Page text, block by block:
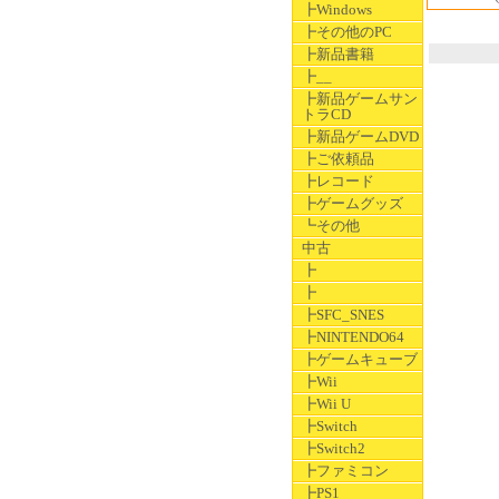
┣Windows
┣その他のPC
┣新品書籍
┣__
┣新品ゲームサン
トラCD
┣新品ゲームDVD
┣ご依頼品
┣レコード
┣ゲームグッズ
┗その他
中古
┣
┣
┣SFC_SNES
┣NINTENDO64
┣ゲームキューブ
┣Wii
┣Wii U
┣Switch
┣Switch2
┣ファミコン
┣PS1